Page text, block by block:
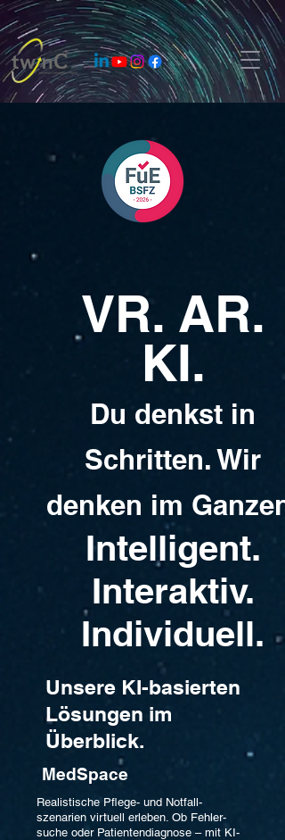
VR. AR.
KI.
Du denkst in
Schritten. Wir
denken im Ganzen:
Intelligent.
Interaktiv.
Individuell.
Unsere KI-basierten
Lösungen im
Überblick.
MedSpace
Realistische Pflege- und Notfall-
szenarien virtuell erleben. Ob Fehler-
suche oder Patientendiagnose – mit KI-